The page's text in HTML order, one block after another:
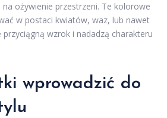
ożywienie przestrzeni. Te kolorowe
w postaci kwiatów, waz, lub nawet
wzrok i nadadzą charakteru
wprowadzić do